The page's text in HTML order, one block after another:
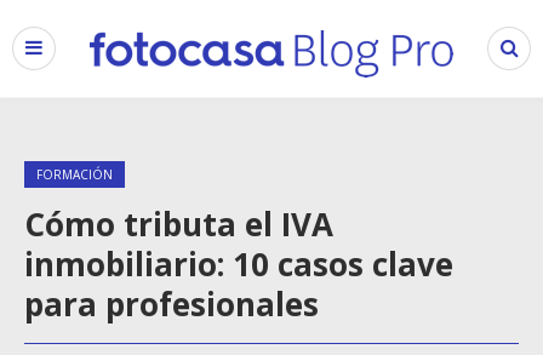
FORMACIÓN
Cómo tributa el IVA
inmobiliario: 10 casos clave
para profesionales